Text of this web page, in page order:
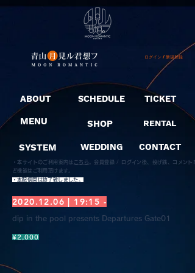
ログイン / 新規登録
ABOUT
MENU
SYSTEM
SCHEDULE
SHOP
WEDDING
TICKET
RENTAL
CONTACT
・本サイトのご利用案内は こちら
会員登録 / ログイン後、投げ銭、コメント
ど機能はご利用頂けます。
​・本配信開は終了致しました。
2020.12.06 | 19:15 -
dip in the pool presents Departures Gate01
¥2,000